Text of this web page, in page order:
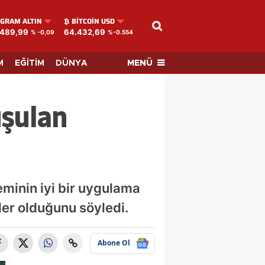
GRAM ALTIN
% -0,09
BITCOIN USD
64.432,69 %-0.554
EĞİTİM DÜNYA MENÜ
iyi bir uygulama
olduğunu söyledi.
Abone Ol